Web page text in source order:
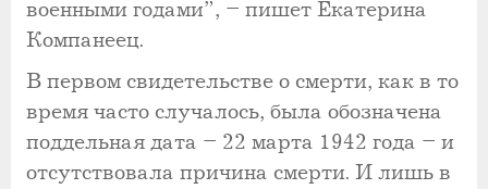
военными годами”, – пишет Екатерина
Компанеец.
В первом свидетельстве о смерти, как в то
время часто случалось, была обозначена
поддельная дата – 22 марта 1942 года – и
отсутствовала причина смерти. И лишь в